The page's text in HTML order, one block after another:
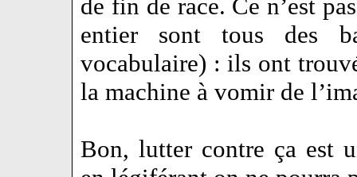
de fin de race. Ce n’est
entier sont tous des
vocabulaire) : ils ont
la machine à vomir de
Bon, lutter contre ça est